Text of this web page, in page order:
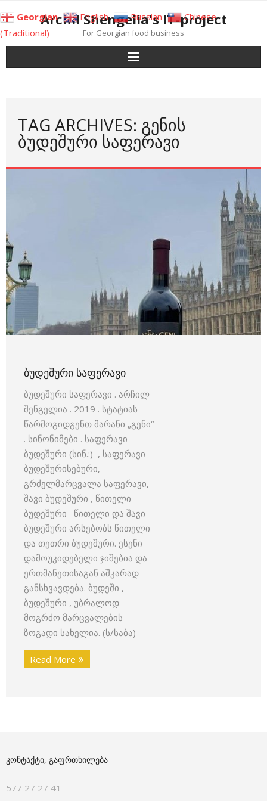
to
content
Archil Shengelia's IT-project
For Georgian food business
TAG ARCHIVES: ᲒᲔᲜᲘᲡ
ᲑᲣᲓᲔᲨᲣᲠᲘ ᲡᲐᲤᲔᲠᲐᲕᲘ
ᲑᲣᲓᲔᲨᲣᲠᲘ ᲡᲐᲤᲔᲠᲐᲕᲘ
ბუდეშური საფერავი . არჩილ
შენგელია . 2019 . სტატიას
წარმოგიდგენთ მარანი „გენი“
. სინონიმები . საფერავი
ბუდეშური (სინ.:) , საფერავი
ბუდეშურისებური,
გრძელმარცვალა საფერავი,
შავი ბუდეშური , წითელი
ბუდეშური წითელი და შავი
ბუდეშური არსებობს წითელი
და თეთრი ბუდეშური. ესენი
დამოუკიდებელი ჯიშებია და
ერთმანეთისაგან აშკარად
განსხვავდება. ბუდეში ,
ბუდეშური , უბრალოდ
მოგრძო მარცვალების
ზოგადი სახელია. (ს/საბა)
Read More
ᲙᲝᲜᲢᲐᲥᲢᲘ, ᲒᲐᲤᲠᲗᲮᲘᲚᲔᲑᲐ
577 27 27 41
Georgian English Russian
Chinese
(Traditional)